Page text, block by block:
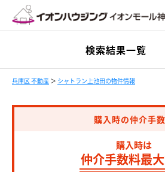
検索結果一覧
兵庫区 不動産 ＞ シャトラン上池田の物件情報
購入時の仲介手
購入時は
仲介手数料最